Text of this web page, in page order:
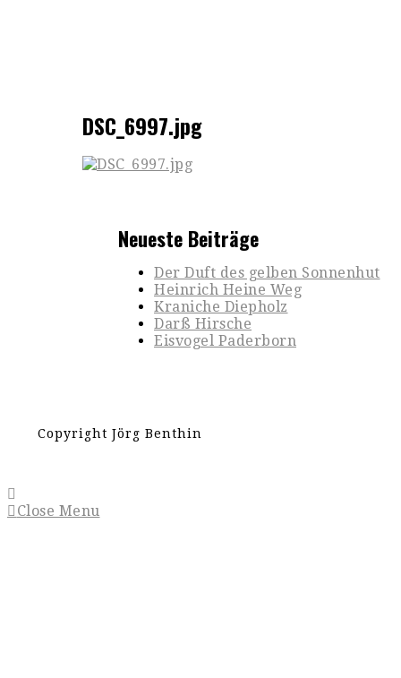
DSC_6997.jpg
Neueste Beiträge
Der Duft des gelben Sonnenhut
Heinrich Heine Weg
Kraniche Diepholz
Darß Hirsche
Eisvogel Paderborn
Copyright Jörg Benthin
Close Menu